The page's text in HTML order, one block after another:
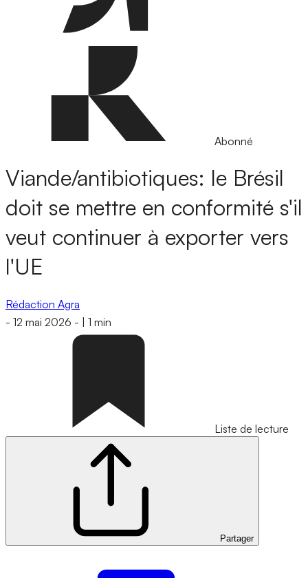
Abonné
Viande/antibiotiques: le Brésil
doit se mettre en conformité s'il
veut continuer à exporter vers
l'UE
Rédaction Agra
- 12 mai 2026 - 1 min
Liste de lecture
Partager